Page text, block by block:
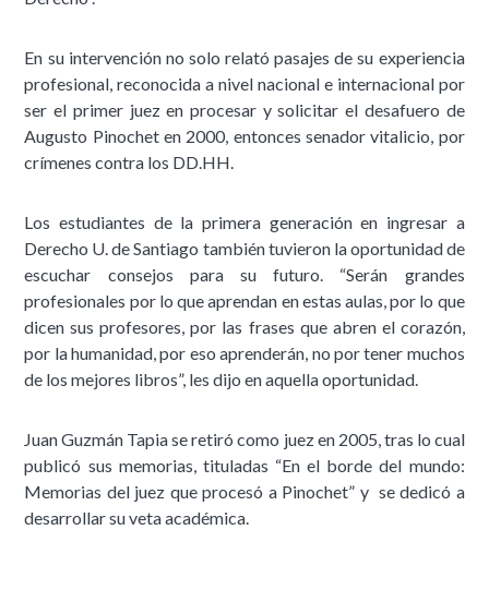
En su intervención no solo relató pasajes de su experiencia
profesional, reconocida a nivel nacional e internacional por
ser el primer juez en procesar y solicitar el desafuero de
Augusto Pinochet en 2000, entonces senador vitalicio, por
crímenes contra los DD.HH.
Los estudiantes de la primera generación en ingresar a
Derecho U. de Santiago también tuvieron la oportunidad de
escuchar consejos para su futuro. “Serán grandes
profesionales por lo que aprendan en estas aulas, por lo que
dicen sus profesores, por las frases que abren el corazón,
por la humanidad, por eso aprenderán, no por tener muchos
de los mejores libros”, les dijo en aquella oportunidad.
Juan Guzmán Tapia se retiró como juez en 2005, tras lo cual
publicó sus memorias, tituladas “En el borde del mundo:
Memorias del juez que procesó a Pinochet” y se dedicó a
desarrollar su veta académica.